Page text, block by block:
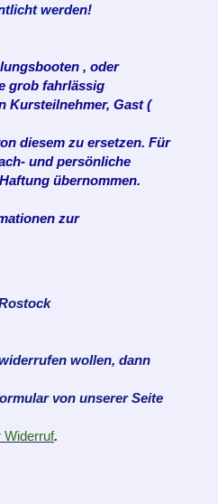
werden!
, oder
grob fahrlässig
Kursteilnehmer, Gast (
diesem zu ersetzen. Für
und persönliche
übernommen.
zur
wollen, dann
von unserer Seite
Widerruf.